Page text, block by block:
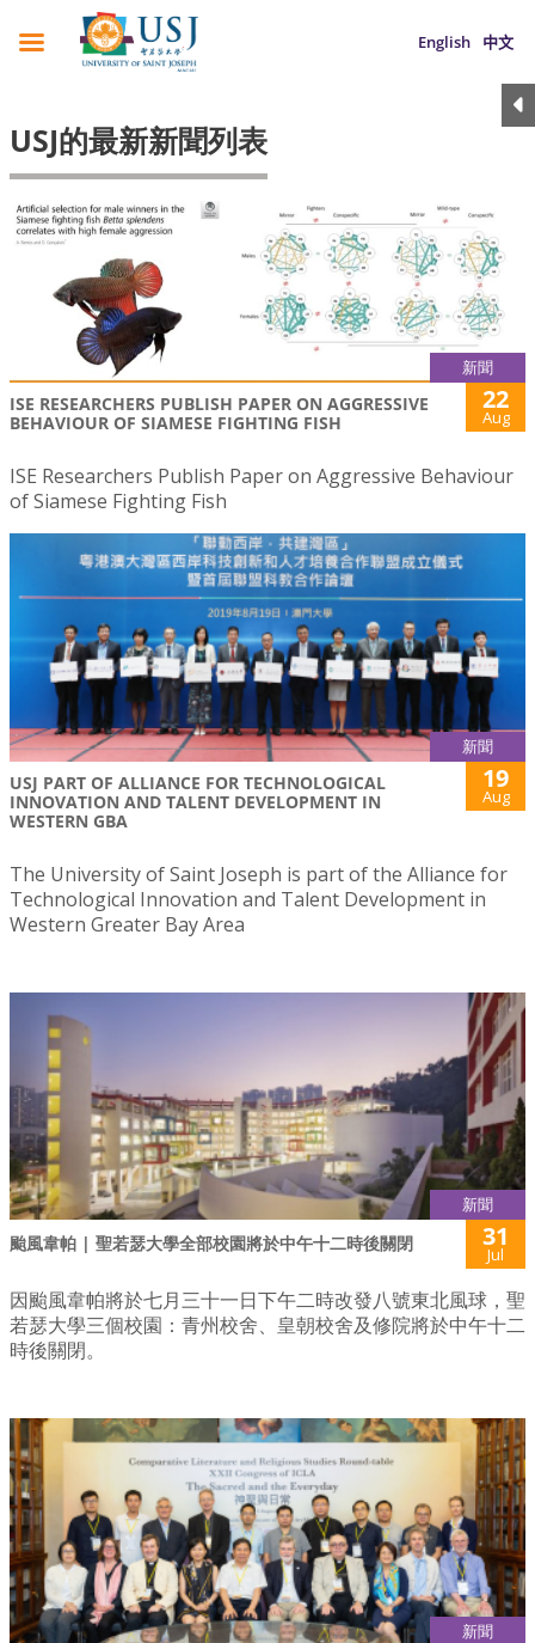
English 中文
USJ的最新新聞列表
新聞
ISE RESEARCHERS PUBLISH PAPER ON AGGRESSIVE
BEHAVIOUR OF SIAMESE FIGHTING FISH
22
Aug
ISE Researchers Publish Paper on Aggressive Behaviour
of Siamese Fighting Fish
新聞
USJ PART OF ALLIANCE FOR TECHNOLOGICAL
INNOVATION AND TALENT DEVELOPMENT IN
WESTERN GBA
19
Aug
The University of Saint Joseph is part of the Alliance for
Technological Innovation and Talent Development in
Western Greater Bay Area
新聞
颱風韋帕 | 聖若瑟大學全部校園將於中午十二時後關閉 31
Jul
因颱風韋帕將於七月三十一日下午二時改發八號東北風球，聖
若瑟大學三個校園：青州校舍、皇朝校舍及修院將於中午十二
時後關閉。
新聞